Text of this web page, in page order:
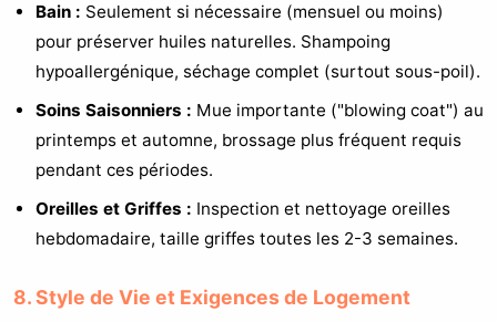
Bain : Seulement si nécessaire (mensuel ou moins)
pour préserver huiles naturelles. Shampoing
hypoallergénique, séchage complet (surtout sous-poil).
Soins Saisonniers : Mue importante ("blowing coat") au
printemps et automne, brossage plus fréquent requis
pendant ces périodes.
Oreilles et Griffes : Inspection et nettoyage oreilles
hebdomadaire, taille griffes toutes les 2-3 semaines.
8. Style de Vie et Exigences de Logement